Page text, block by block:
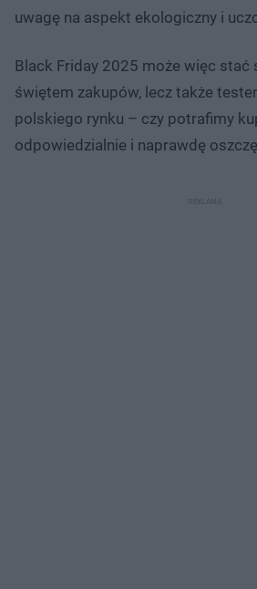
uwagę na aspekt ekologiczny i
Black Friday 2025 może więc stać
świętem zakupów, lecz także
polskiego rynku – czy potrafimy
odpowiedzialnie i naprawdę